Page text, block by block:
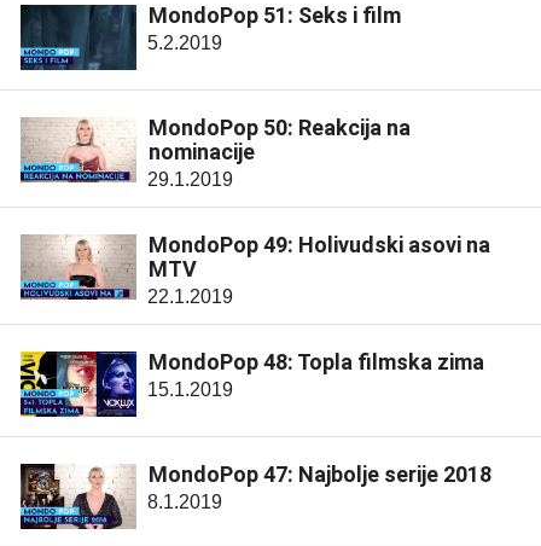
MondoPop 51: Seks i film
5.2.2019
MondoPop 50: Reakcija na
nominacije
29.1.2019
MondoPop 49: Holivudski asovi na
MTV
22.1.2019
MondoPop 48: Topla filmska zima
15.1.2019
MondoPop 47: Najbolje serije 2018
8.1.2019